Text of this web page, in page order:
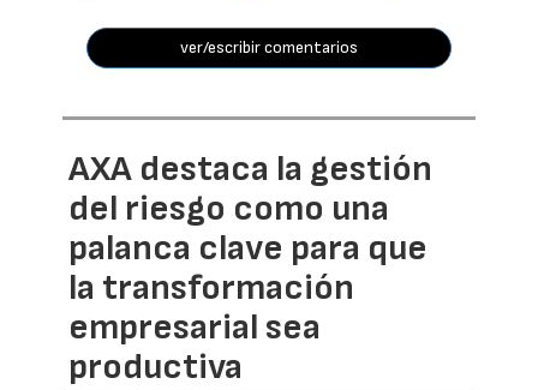
ver/escribir comentarios
AXA destaca la gestión
del riesgo como una
palanca clave para que
la transformación
empresarial sea
productiva